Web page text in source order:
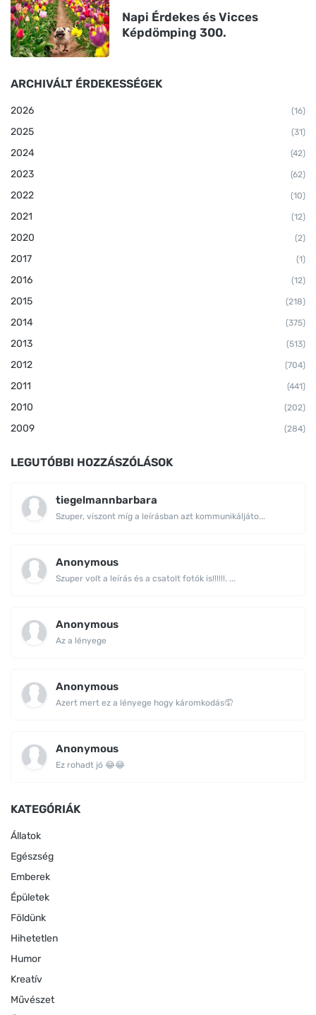
Napi Érdekes és Vicces
Képdömping 300.
ARCHIVÁLT ÉRDEKESSÉGEK
2026 (16)
2025 (31)
2024 (42)
2023 (62)
2022 (10)
2021 (12)
2020 (2)
2017 (1)
2016 (12)
2015 (218)
2014 (375)
2013 (513)
2012 (704)
2011 (441)
2010 (202)
2009 (284)
LEGUTÓBBI HOZZÁSZÓLÁSOK
tiegelmannbarbara
Szuper, viszont míg a leírásban azt kommunikáljáto...
Anonymous
Szuper volt a leírás és a csatolt fotók is!!!!!!. ...
Anonymous
Az a lényege
Anonymous
Azert mert ez a lényege hogy káromkodás🤦
Anonymous
Ez rohadt jó 😂😂
KATEGÓRIÁK
Állatok
Egészség
Emberek
Épületek
Földünk
Hihetetlen
Humor
Kreatív
Művészet